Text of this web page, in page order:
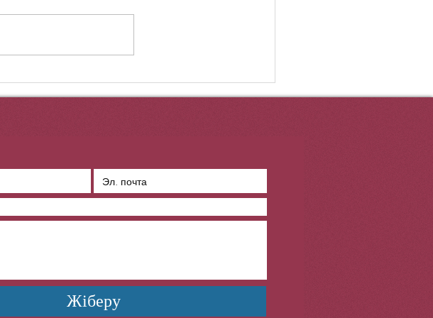
қатарына 110 млн. адам
Жіберу